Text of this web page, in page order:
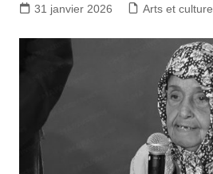
31 janvier 2026 Arts et culture